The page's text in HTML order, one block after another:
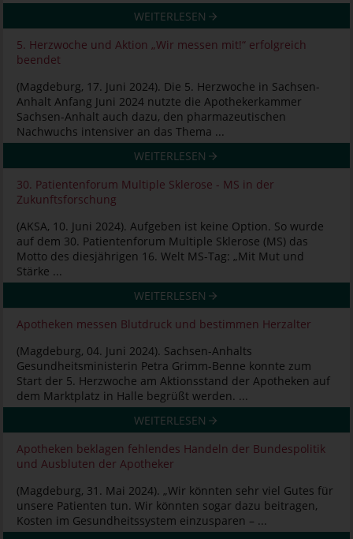
WEITERLESEN
5. Herzwoche und Aktion „Wir messen mit!“ erfolgreich
beendet
(Magdeburg, 17. Juni 2024). Die 5. Herzwoche in Sachsen-
Anhalt Anfang Juni 2024 nutzte die Apothekerkammer
Sachsen-Anhalt auch dazu, den pharmazeutischen
Nachwuchs intensiver an das Thema ...
WEITERLESEN
30. Patientenforum Multiple Sklerose - MS in der
Zukunftsforschung
(AKSA, 10. Juni 2024). Aufgeben ist keine Option. So wurde
auf dem 30. Patientenforum Multiple Sklerose (MS) das
Motto des diesjährigen 16. Welt MS-Tag: „Mit Mut und
Stärke ...
WEITERLESEN
Apotheken messen Blutdruck und bestimmen Herzalter
(Magdeburg, 04. Juni 2024). Sachsen-Anhalts
Gesundheitsministerin Petra Grimm-Benne konnte zum
Start der 5. Herzwoche am Aktionsstand der Apotheken auf
dem Marktplatz in Halle begrüßt werden. ...
WEITERLESEN
Apotheken beklagen fehlendes Handeln der Bundespolitik
und Ausbluten der Apotheker
(Magdeburg, 31. Mai 2024). „Wir könnten sehr viel Gutes für
unsere Patienten tun. Wir könnten sogar dazu beitragen,
Kosten im Gesundheitssystem einzusparen – ...